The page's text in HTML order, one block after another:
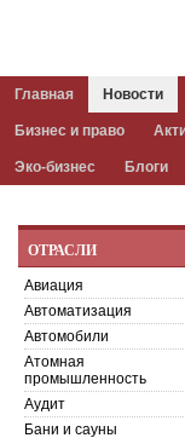
Главная Новости
Бизнес и право
Эко-бизнес Блоги
ОТРАСЛИ
Авиация
Автоматизация
Автомобили
Атомная
промышленность
Аудит
Бани и сауны